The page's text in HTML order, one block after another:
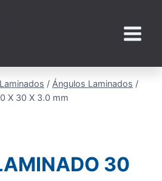
/ Ángulos Laminados /
X 30 X 3.0 mm
30